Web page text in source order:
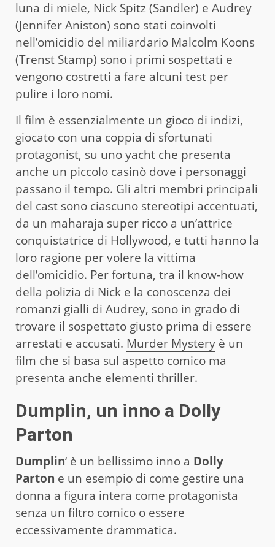
luna di miele, Nick Spitz (Sandler) e Audrey
(Jennifer Aniston) sono stati coinvolti
nell’omicidio del miliardario Malcolm Koons
(Trenst Stamp) sono i primi sospettati e
vengono costretti a fare alcuni test per
pulire i loro nomi.
Il film è essenzialmente un gioco di indizi,
giocato con una coppia di sfortunati
protagonist, su uno yacht che presenta
anche un piccolo casinò dove i personaggi
passano il tempo. Gli altri membri principali
del cast sono ciascuno stereotipi accentuati,
da un maharaja super ricco a un’attrice
conquistatrice di Hollywood, e tutti hanno la
loro ragione per volere la vittima
dell’omicidio. Per fortuna, tra il know-how
della polizia di Nick e la conoscenza dei
romanzi gialli di Audrey, sono in grado di
trovare il sospettato giusto prima di essere
arrestati e accusati. Murder Mystery è un
film che si basa sul aspetto comico ma
presenta anche elementi thriller.
Dumplin, un inno a Dolly
Parton
Dumplin‘ è un bellissimo inno a Dolly
Parton e un esempio di come gestire una
donna a figura intera come protagonista
senza un filtro comico o essere
eccessivamente drammatica.